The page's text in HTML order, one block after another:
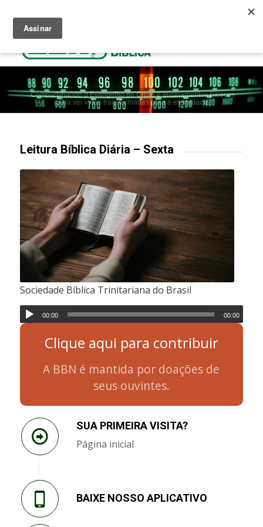
Compartilhando o Evangelho de Cristo e ensinamentos Bíblicos
para ver vidas transformadas para a eternidade.
Leitura Bíblica Diária – Sexta
Sociedade Bíblica Trinitariana do Brasil
00:00 00:00
Clique aqui para contribuir
A BBN é mantida por doações de
seus ouvintes.
SUA PRIMEIRA VISITA?
Página inicial
BAIXE NOSSO APLICATIVO